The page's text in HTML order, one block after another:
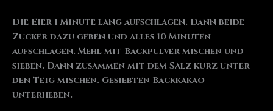
Die Eier 1 Minute lang aufschlagen. Dann beide
Zucker dazu geben und alles 10 Minuten
aufschlagen. Mehl mit Backpulver mischen und
sieben. Dann zusammen mit dem Salz kurz unter
den Teig mischen. Gesiebten Backkakao
unterheben.